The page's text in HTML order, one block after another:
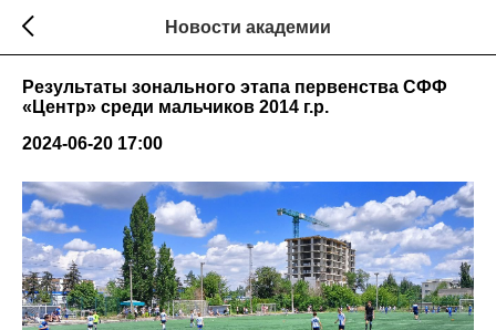
Новости академии
Результаты зонального этапа первенства СФФ
«Центр» среди мальчиков 2014 г.р.
2024-06-20 17:00